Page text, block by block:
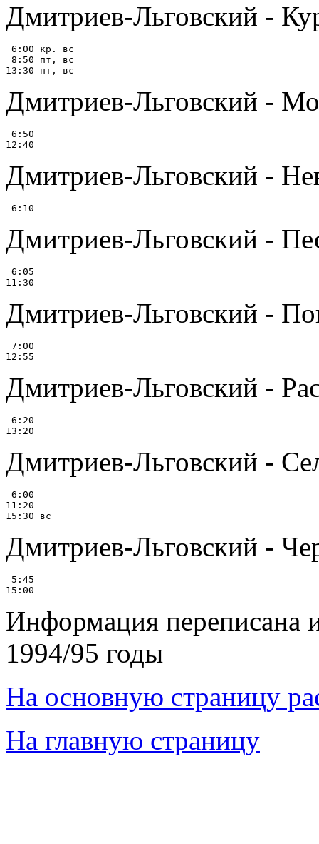
Дмитриев-Льговский -
6:00 кр. вс
8:50 пт, вс
Дмитриев-Льговский -
6:50
Дмитриев-Льговский -
Дмитриев-Льговский -
6:05
Дмитриев-Льговский -
7:00
Дмитриев-Льговский -
6:20
Дмитриев-Льговский -
6:00
11:20
Дмитриев-Льговский -
5:45
Информация переписана
1994/95 годы
На основную страницу
На главную страницу